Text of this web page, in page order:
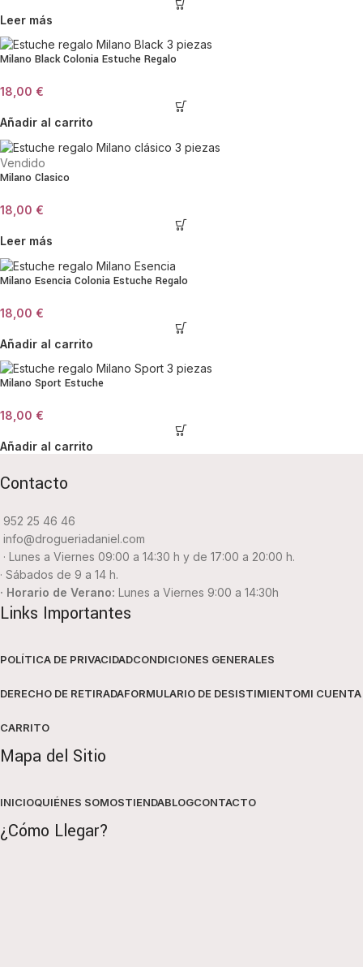
Leer más
Milano Black Colonia Estuche Regalo
18,00 €
Añadir al carrito
Vendido
Milano Clasico
18,00 €
Leer más
Milano Esencia Colonia Estuche Regalo
18,00 €
Añadir al carrito
Milano Sport Estuche
18,00 €
Añadir al carrito
Contacto
952 25 46 46
info@drogueriadaniel.com
· Lunes a Viernes 09:00 a 14:30 h y de 17:00 a 20:00 h.
· Sábados de 9 a 14 h.
· Horario de Verano: Lunes a Viernes 9:00 a 14:30h
Links Importantes
POLÍTICA DE PRIVACIDADCONDICIONES GENERALES
DERECHO DE RETIRADAFORMULARIO DE DESISTIMIENTOMI CUENTA
CARRITO
Mapa del Sitio
INICIOQUIÉNES SOMOSTIENDABLOGCONTACTO
¿Cómo Llegar?